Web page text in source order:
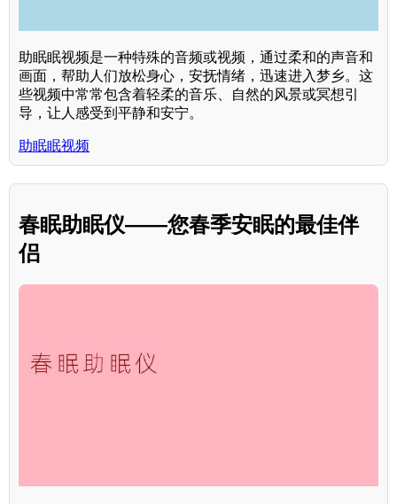
助眠眠视频是一种特殊的音频或视频，通过柔和的声音和
画面，帮助人们放松身心，安抚情绪，迅速进入梦乡。这
些视频中常常包含着轻柔的音乐、自然的风景或冥想引
导，让人感受到平静和安宁。
助眠眠视频
春眠助眠仪——您春季安眠的最佳伴
侣